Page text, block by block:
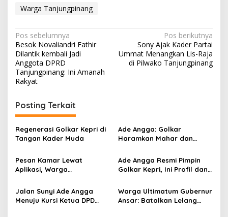
Warga Tanjungpinang
N
a
v
i
a
s
i
o
Pos sebelumnya
Besok Novaliandri Fathir
Dilantik kembali Jadi
Anggota DPRD
Tanjungpinang: Ini Amanah
Rakyat
Pos berikutnya
Sony Ajak Kader Partai
Ummat Menangkan Lis-Raja
di Pilwako Tanjungpinang
Posting Terkait
Regenerasi Golkar Kepri di
Tangan Kader Muda
Ade Angga: Golkar
Haramkan Mahar dan
Berjalan dengan
Musyawarah
Pesan Kamar Lewat
Aplikasi, Warga
Korban Penipuan di Batam
Ade Angga Resmi Pimpin
Golkar Kepri, Ini Profil dan
Jalan Sunyi Ade Angga
Menuju Kursi Ketua DPD
Warga Ultimatum Gubernur
Ansar: Batalkan Lelang